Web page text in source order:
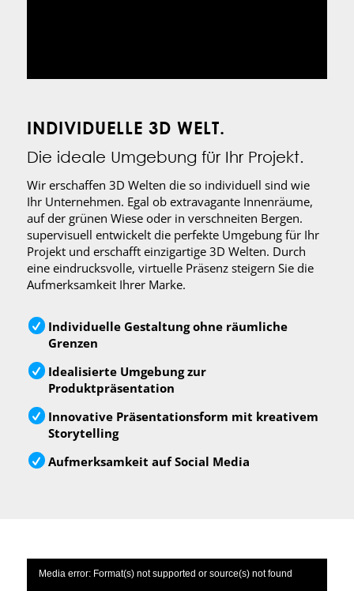
INDIVIDUELLE 3D WELT.
Die ideale Umgebung für Ihr Projekt.
Wir erschaffen 3D Welten die so individuell sind wie
Ihr Unternehmen. Egal ob extravagante Innenräume,
auf der grünen Wiese oder in verschneiten Bergen.
supervisuell entwickelt die perfekte Umgebung für Ihr
Projekt und erschafft einzigartige 3D Welten. Durch
eine eindrucksvolle, virtuelle Präsenz steigern Sie die
Aufmerksamkeit Ihrer Marke.
Individuelle Gestaltung ohne räumliche
Grenzen
Idealisierte Umgebung zur
Produktpräsentation
Innovative Präsentationsform mit kreativem
Storytelling
Aufmerksamkeit auf Social Media
Media error: Format(s) not supported or source(s) not found